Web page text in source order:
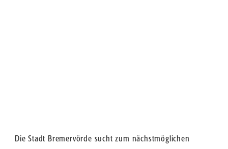
Die Stadt Bremervörde sucht zum nächstmöglichen